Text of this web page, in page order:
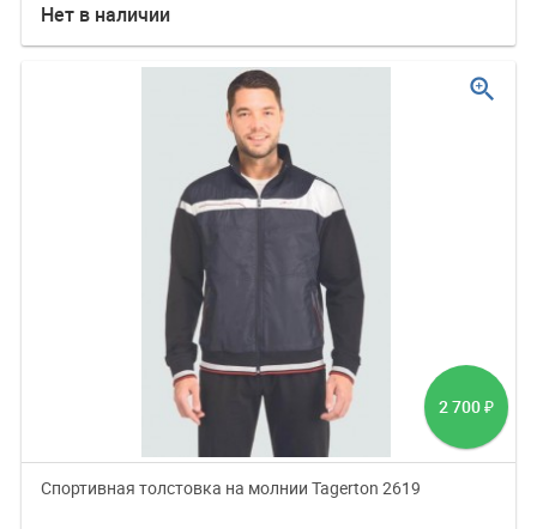
Нет в наличии
2 700 ₽
Спортивная толстовка на молнии Tagerton 2619
zoom_in